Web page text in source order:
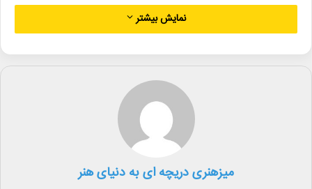
مستند «خانواده خلج» به کارگردانی مشترک مریم الهامیان و مصطفی
حاجی قاسمی پرمخاطب‌ترین مستند روز اول هفدهمین جشنواره
دوم جشنواره «سینماحقیقت» در چهار سالن پردیس سینمایی چارسو از
با اراده پدر، حرفه‌ای راه‌اندازی می‌کنند. پدر علاقه‌مند است کار با ارزشی
انجام دهد تا از آن راه درآمد داشته باشد و از لحاظ اقتصادی و اجتماعی
رشد کند. به همین دلیل این خانواده از بومهن به گلپایگان اصفهان
نمایش بیشتر
میزهنری دریچه ای به دنیای هنر